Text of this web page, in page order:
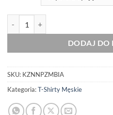
DODAJ DO
SKU: KZNNPZMBIA
Kategoria:T-Shirty Męskie